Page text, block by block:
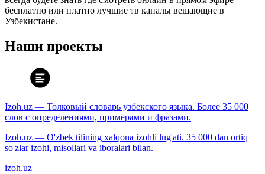
бесплатно или платно лучшие тв каналы вещающие в
Узбекистане.
Наши проекты
Izoh.uz — Толковый словарь узбекского языка. Более 35 000
слов с определениями, примерами и фразами.
Izoh.uz — O'zbek tilining xalqona izohli lug'ati. 35 000 dan ortiq
so'zlar izohi, misollari va iboralari bilan.
izoh.uz